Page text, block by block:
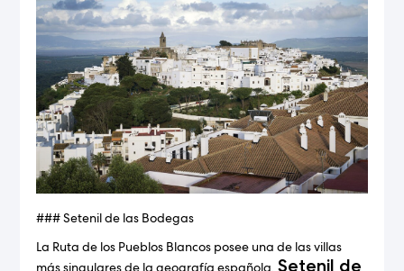
### Setenil de las Bodegas
La Ruta de los Pueblos Blancos posee una de las villas
más singulares de la geografía española.Setenil de